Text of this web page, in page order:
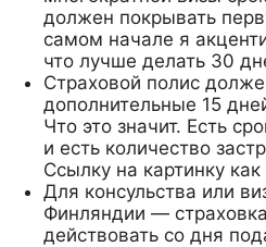
должен покрывать
самом начале я
что лучше делать 30
Страховой полис
дополнительные 15
Что это значит. Есть
и есть количество
Ссылку на картинку как
Для консульства или
Финляндии —
действовать со дня